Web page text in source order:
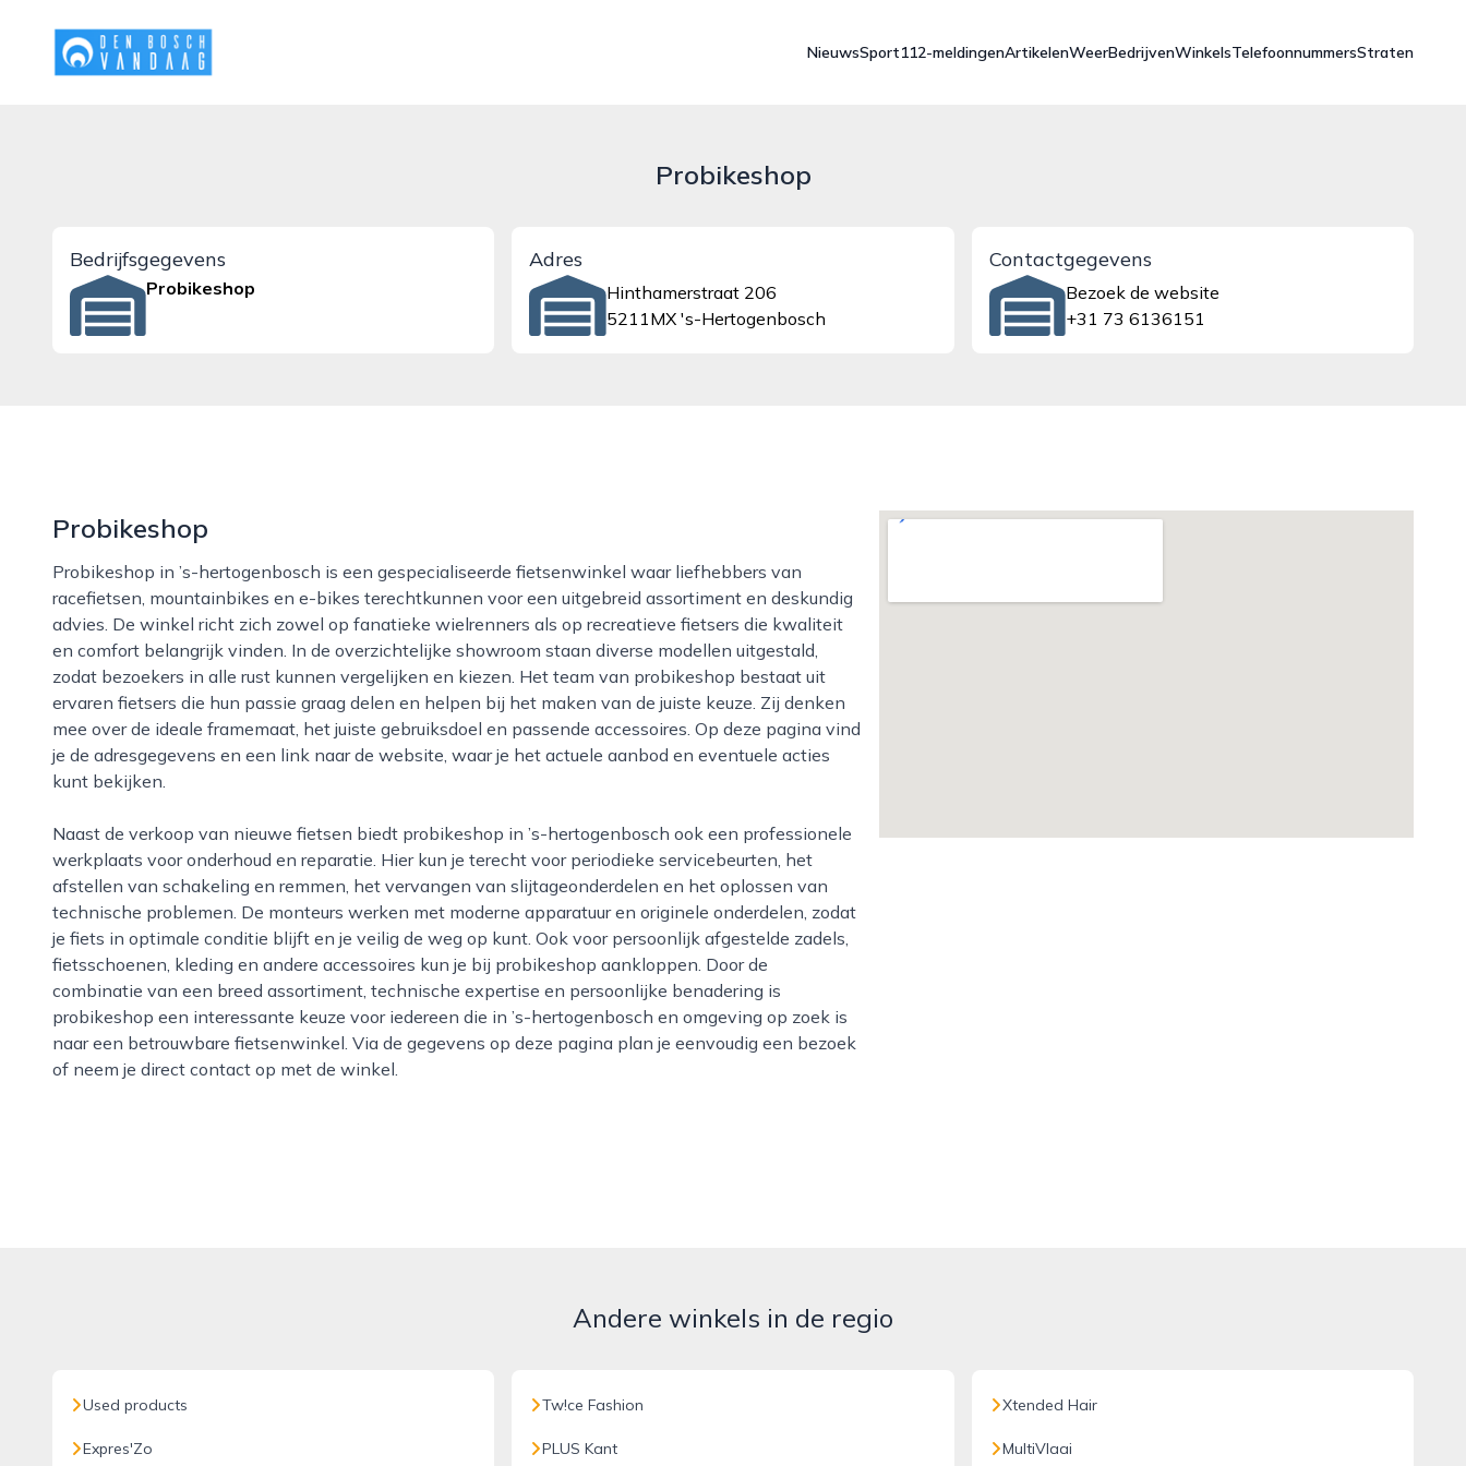
denboschvandaag.nl
NieuwsSport112-meldingenArtikelenWeerBedrijvenWinkelsTelefoonnummersStraten
Probikeshop
Bedrijfsgegevens
Probikeshop
Adres
Hinthamerstraat 206
5211MX 's-Hertogenbosch
Contactgegevens
Bezoek de website
+31 73 6136151
Probikeshop
Probikeshop in ’s-hertogenbosch is een gespecialiseerde fietsenwinkel waar liefhebbers van
racefietsen, mountainbikes en e-bikes terechtkunnen voor een uitgebreid assortiment en deskundig
advies. De winkel richt zich zowel op fanatieke wielrenners als op recreatieve fietsers die kwaliteit
en comfort belangrijk vinden. In de overzichtelijke showroom staan diverse modellen uitgestald,
zodat bezoekers in alle rust kunnen vergelijken en kiezen. Het team van probikeshop bestaat uit
ervaren fietsers die hun passie graag delen en helpen bij het maken van de juiste keuze. Zij denken
mee over de ideale framemaat, het juiste gebruiksdoel en passende accessoires. Op deze pagina vind
je de adresgegevens en een link naar de website, waar je het actuele aanbod en eventuele acties
kunt bekijken.
Naast de verkoop van nieuwe fietsen biedt probikeshop in ’s-hertogenbosch ook een professionele
werkplaats voor onderhoud en reparatie. Hier kun je terecht voor periodieke servicebeurten, het
afstellen van schakeling en remmen, het vervangen van slijtageonderdelen en het oplossen van
technische problemen. De monteurs werken met moderne apparatuur en originele onderdelen, zodat
je fiets in optimale conditie blijft en je veilig de weg op kunt. Ook voor persoonlijk afgestelde zadels,
fietsschoenen, kleding en andere accessoires kun je bij probikeshop aankloppen. Door de
combinatie van een breed assortiment, technische expertise en persoonlijke benadering is
probikeshop een interessante keuze voor iedereen die in ’s-hertogenbosch en omgeving op zoek is
naar een betrouwbare fietsenwinkel. Via de gegevens op deze pagina plan je eenvoudig een bezoek
of neem je direct contact op met de winkel.
Andere winkels in de regio
Used products
Expres'Zo
Tw!ce Fashion
PLUS Kant
Xtended Hair
MultiVlaai